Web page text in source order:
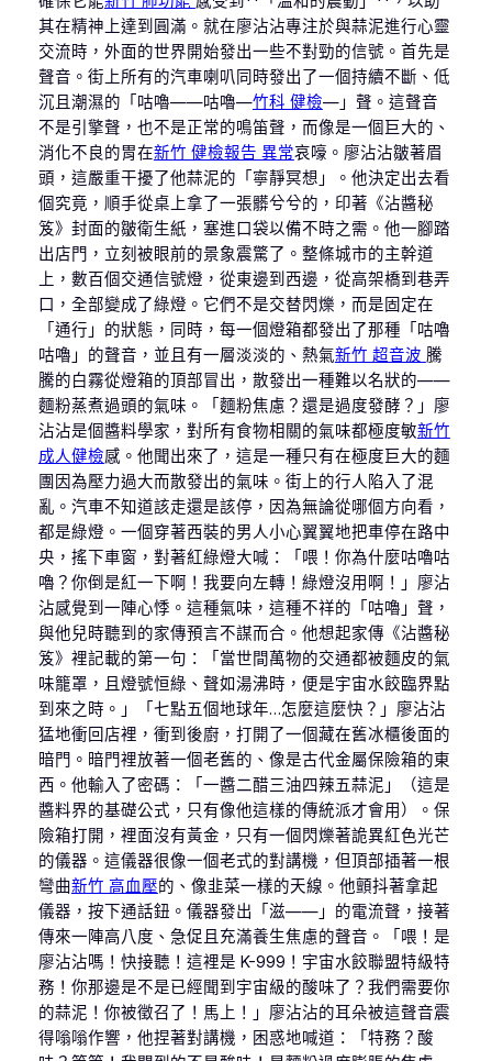
其在精神上達到圓滿。就在廖沾沾專注於與蒜泥進行心靈
交流時，外面的世界開始發出一些不對勁的信號。首先是
聲音。街上所有的汽車喇叭同時發出了一個持續不斷、低
沉且潮濕的「咕嚕——咕嚕—竹科 健檢—」聲。這聲音
不是引擎聲，也不是正常的鳴笛聲，而像是一個巨大的、
消化不良的胃在新竹 健檢報告 異常哀嚎。廖沾沾皺著眉
頭，這嚴重干擾了他蒜泥的「寧靜冥想」。他決定出去看
個究竟，順手從桌上拿了一張髒兮兮的，印著《沾醬秘
笈》封面的皺衛生紙，塞進口袋以備不時之需。他一腳踏
出店門，立刻被眼前的景象震驚了。整條城市的主幹道
上，數百個交通信號燈，從東邊到西邊，從高架橋到巷弄
口，全部變成了綠燈。它們不是交替閃爍，而是固定在
「通行」的狀態，同時，每一個燈箱都發出了那種「咕嚕
咕嚕」的聲音，並且有一層淡淡的、熱氣新竹 超音波 騰
騰的白霧從燈箱的頂部冒出，散發出一種難以名狀的——
麵粉蒸煮過頭的氣味。「麵粉焦慮？還是過度發酵？」廖
沾沾是個醬料學家，對所有食物相關的氣味都極度敏新竹
成人健檢感。他聞出來了，這是一種只有在極度巨大的麵
團因為壓力過大而散發出的氣味。街上的行人陷入了混
亂。汽車不知道該走還是該停，因為無論從哪個方向看，
都是綠燈。一個穿著西裝的男人小心翼翼地把車停在路中
央，搖下車窗，對著紅綠燈大喊：「喂！你為什麼咕嚕咕
嚕？你倒是紅一下啊！我要向左轉！綠燈沒用啊！」廖沾
沾感覺到一陣心悸。這種氣味，這種不祥的「咕嚕」聲，
與他兒時聽到的家傳預言不謀而合。他想起家傳《沾醬秘
笈》裡記載的第一句：「當世間萬物的交通都被麵皮的氣
味籠罩，且燈號恒綠、聲如湯沸時，便是宇宙水餃臨界點
到來之時。」「七點五個地球年…怎麼這麼快？」廖沾沾
猛地衝回店裡，衝到後廚，打開了一個藏在舊冰櫃後面的
暗門。暗門裡放著一個老舊的、像是古代金屬保險箱的東
西。他輸入了密碼：「一醬二醋三油四辣五蒜泥」（這是
醬料界的基礎公式，只有像他這樣的傳統派才會用）。保
險箱打開，裡面沒有黃金，只有一個閃爍著詭異紅色光芒
的儀器。這儀器很像一個老式的對講機，但頂部插著一根
彎曲新竹 高血壓的、像韭菜一樣的天線。他顫抖著拿起
儀器，按下通話鈕。儀器發出「滋——」的電流聲，接著
傳來一陣高八度、急促且充滿養生焦慮的聲音。「喂！是
廖沾沾嗎！快接聽！這裡是 K-999！宇宙水餃聯盟特級特
務！你那邊是不是已經聞到宇宙級的酸味了？我們需要你
的蒜泥！你被徵召了！馬上！」廖沾沾的耳朵被這聲音震
得嗡嗡作響，他捏著對講機，困惑地喊道：「特務？酸